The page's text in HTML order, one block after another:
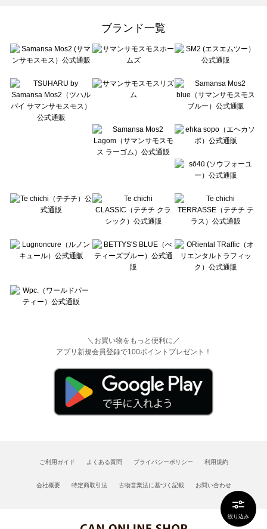
絞り込み
Te chichi（テチチ）の一覧
Te chichi CLASSIC（テチチ クラシック）の一覧
Lugnoncure（ルノンキュール）の一覧
BETTY'S BLUE（べティーズブルー）の一覧
Wpc.（ワールドパーティー）の一覧
ブランド一覧
＼お買い物をもっと便利に／
アプリ新規会員登録で100ポイントプレゼント！
ご利用ガイド よくある質問 プライバシーポリシー 利用規約
会社概要 特定商取引法 古物営業法に基づく記載 お問い合わせ